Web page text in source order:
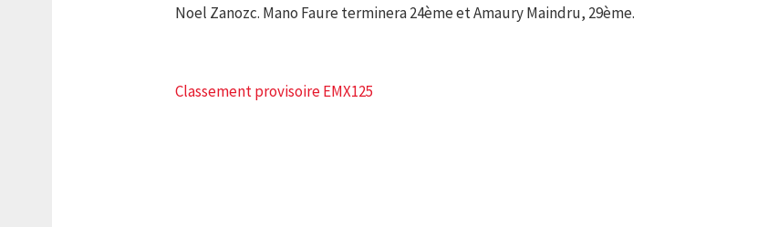
Noel Zanozc. Mano Faure terminera 24ème et Amaury Maindru, 29ème.
Classement provisoire EMX125